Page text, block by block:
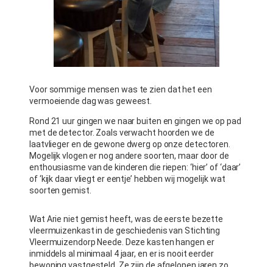
Voor sommige mensen was te zien dat het een
vermoeiende dag was geweest.
Rond 21 uur gingen we naar buiten en gingen we op pad
met de detector. Zoals verwacht hoorden we de
laatvlieger en de gewone dwerg op onze detectoren.
Mogelijk vlogen er nog andere soorten, maar door de
enthousiasme van de kinderen die riepen: ‘hier’ of ‘daar’
of ‘kijk daar vliegt er eentje’ hebben wij mogelijk wat
soorten gemist.
Wat Arie niet gemist heeft, was de eerste bezette
vleermuizenkast in de geschiedenis van Stichting
Vleermuizendorp Neede. Deze kasten hangen er
inmiddels al minimaal 4 jaar, en er is nooit eerder